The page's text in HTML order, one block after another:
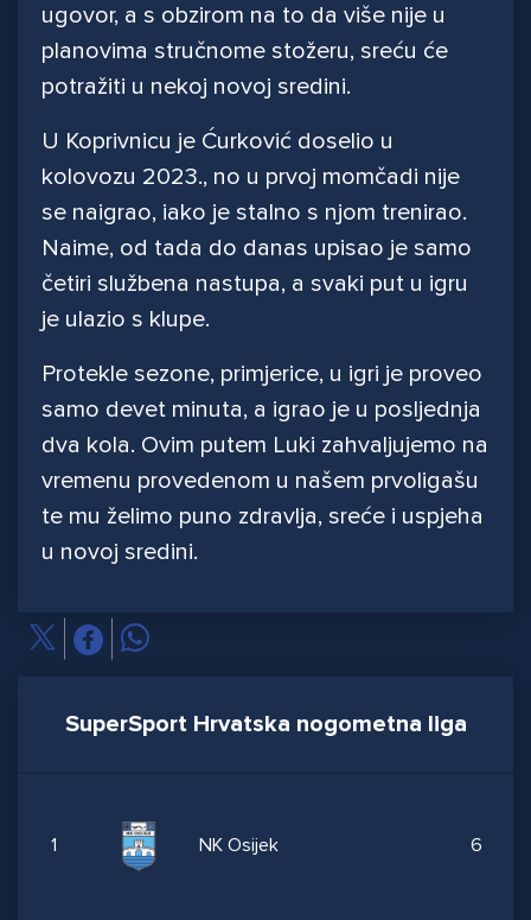
ugovor, a s obzirom na to da više nije u
planovima stručnome stožeru, sreću će
potražiti u nekoj novoj sredini.
U Koprivnicu je Ćurković doselio u
kolovozu 2023., no u prvoj momčadi nije
se naigrao, iako je stalno s njom trenirao.
Naime, od tada do danas upisao je samo
četiri službena nastupa, a svaki put u igru
je ulazio s klupe.
Protekle sezone, primjerice, u igri je proveo
samo devet minuta, a igrao je u posljednja
dva kola. Ovim putem Luki zahvaljujemo na
vremenu provedenom u našem prvoligašu
te mu želimo puno zdravlja, sreće i uspjeha
u novoj sredini.
SuperSport Hrvatska nogometna liga
1 NK Osijek 6